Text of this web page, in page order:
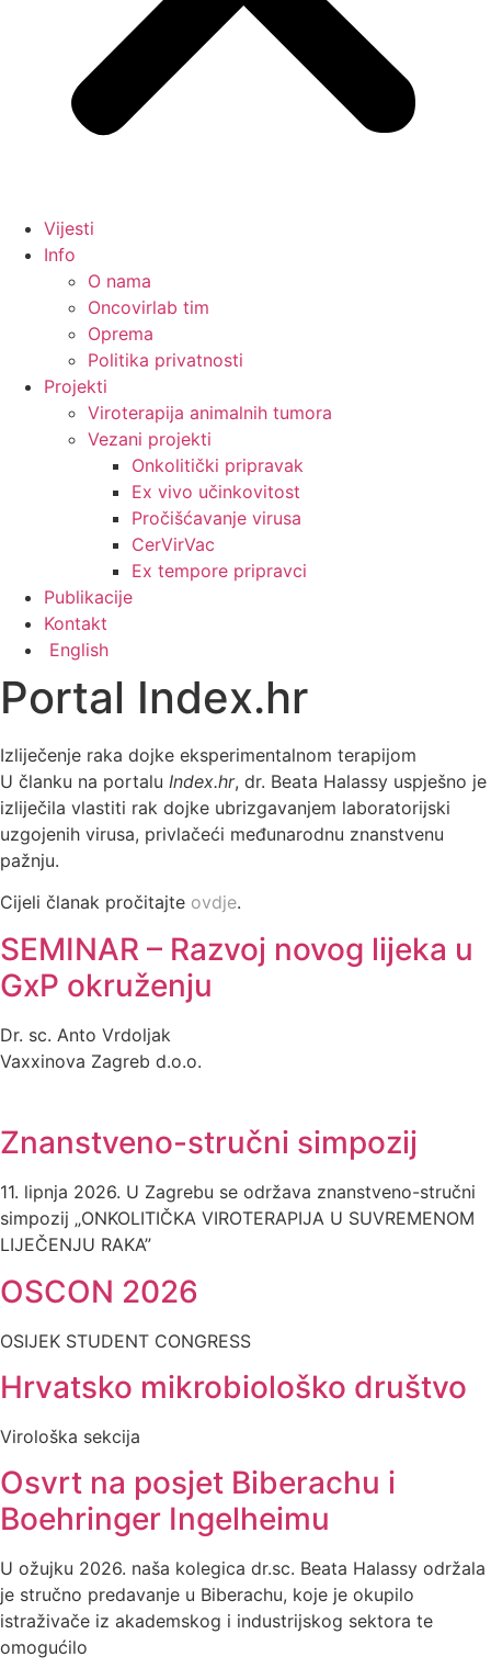
Vijesti
Info
O nama
Oncovirlab tim
Oprema
Politika privatnosti
Projekti
Viroterapija animalnih tumora
Vezani projekti
Onkolitički pripravak
Ex vivo učinkovitost
Pročišćavanje virusa
CerVirVac
Ex tempore pripravci
Publikacije
Kontakt
English
Portal Index.hr
Izliječenje raka dojke eksperimentalnom terapijom
U članku na portalu Index.hr, dr. Beata Halassy uspješno je
izliječila vlastiti rak dojke ubrizgavanjem laboratorijski
uzgojenih virusa, privlačeći međunarodnu znanstvenu
pažnju.
Cijeli članak pročitajte ovdje.
SEMINAR – Razvoj novog lijeka u
GxP okruženju
Dr. sc. Anto Vrdoljak
Vaxxinova Zagreb d.o.o.
Znanstveno-stručni simpozij
11. lipnja 2026. U Zagrebu se održava znanstveno-stručni
simpozij „ONKOLITIČKA VIROTERAPIJA U SUVREMENOM
LIJEČENJU RAKA”
OSCON 2026
OSIJEK STUDENT CONGRESS
Hrvatsko mikrobiološko društvo
Virološka sekcija
Osvrt na posjet Biberachu i
Boehringer Ingelheimu
U ožujku 2026. naša kolegica dr.sc. Beata Halassy održala
je stručno predavanje u Biberachu, koje je okupilo
istraživače iz akademskog i industrijskog sektora te
omogućilo